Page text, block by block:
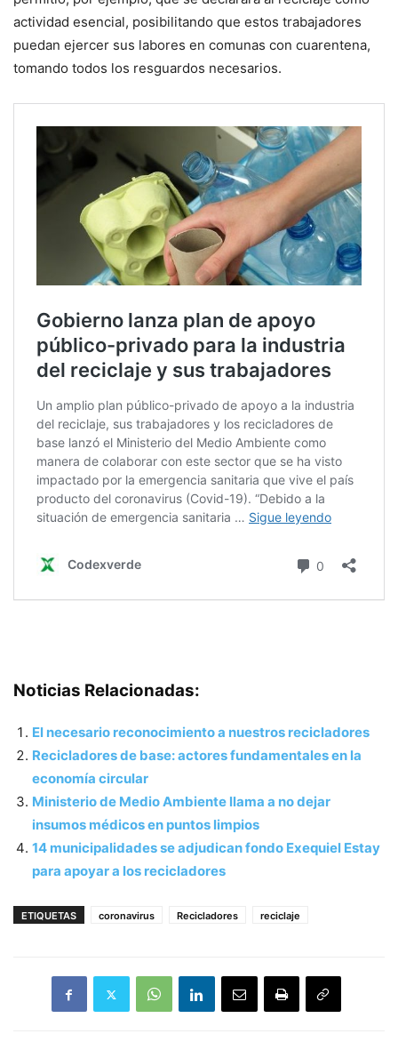
actividad esencial, posibilitando que estos trabajadores
puedan ejercer sus labores en comunas con cuarentena,
tomando todos los resguardos necesarios.
Noticias Relacionadas:
El necesario reconocimiento a nuestros recicladores
Recicladores de base: actores fundamentales en la
economía circular
Ministerio de Medio Ambiente llama a no dejar
insumos médicos en puntos limpios
14 municipalidades se adjudican fondo Exequiel Estay
para apoyar a los recicladores
ETIQUETAS coronavirus Recicladores reciclaje